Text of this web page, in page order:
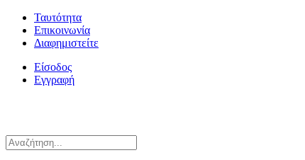
Ταυτότητα
Επικοινωνία
Διαφημιστείτε
Είσοδος
Εγγραφή